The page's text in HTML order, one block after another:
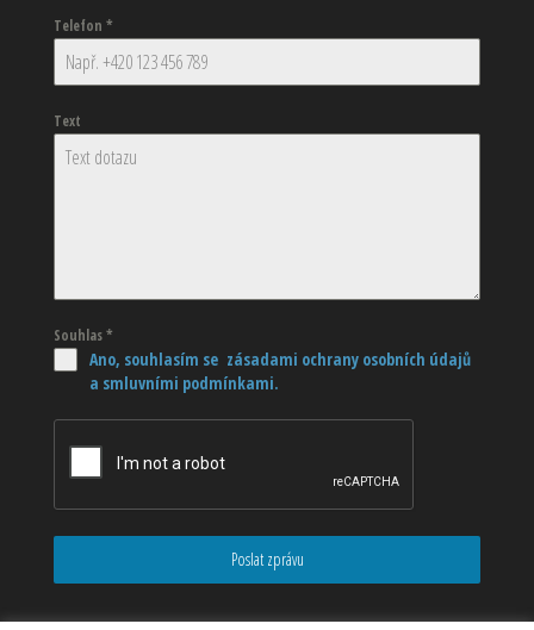
Telefon *
Text
Souhlas*
Ano, souhlasím se zásadami ochrany osobních údajů
a smluvními podmínkami.
Poslat zprávu